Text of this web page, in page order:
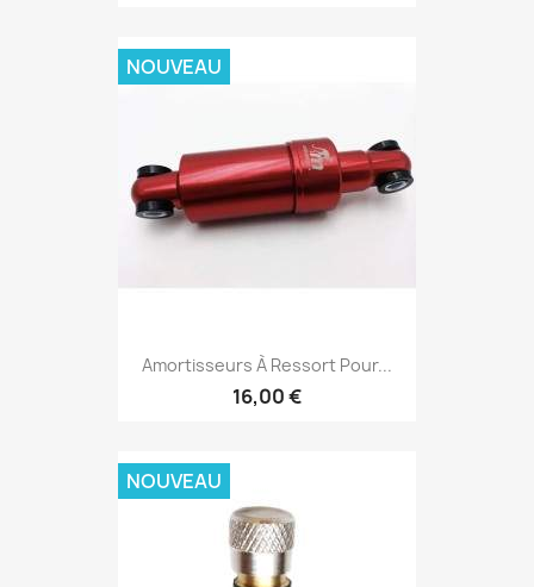
Amortisseurs À Ressort Pour...
16,00 €
NOUVEAU
NOUVEAU